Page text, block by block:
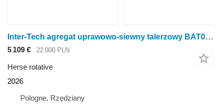
Inter-Tech agregat uprawowo-siewny talerzowy BAT02, 3.0 m
5 109 € 22 000 PLN
Herse rotative
2026
Pologne, Rzędziany